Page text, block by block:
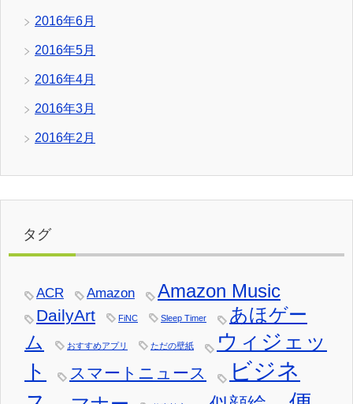
2016年6月
2016年5月
2016年4月
2016年3月
2016年2月
タグ
ACR Amazon Amazon Music
DailyArt FiNC Sleep Timer
あほゲー
ム
おすすめアプリ ただの壁紙
ウィジェッ
ト
スマートニュース
ビジネ